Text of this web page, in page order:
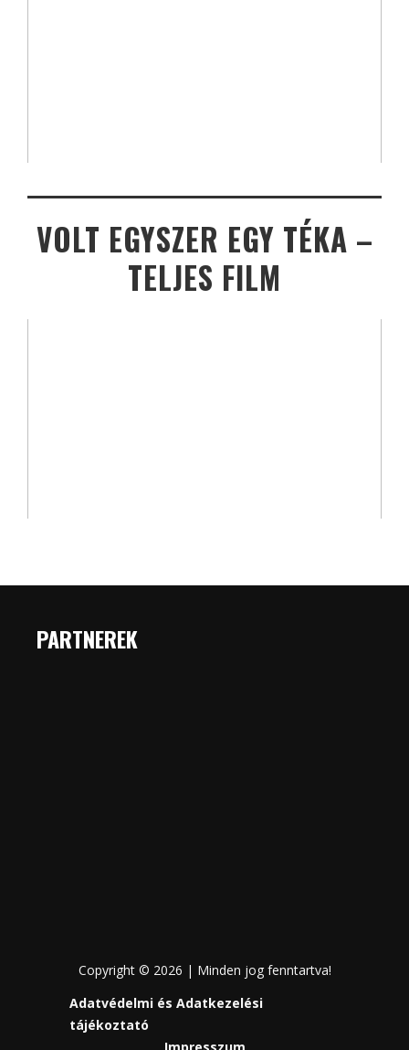
VOLT EGYSZER EGY TÉKA –
TELJES FILM
PARTNEREK
Copyright © 2026 | Minden jog fenntartva!
Adatvédelmi és Adatkezelési
tájékoztató